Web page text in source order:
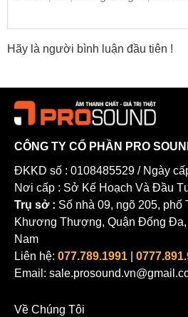
Hãy là người bình luận đầu tiên !
CÔNG TY CỔ PHẦN PRO
ĐKKD số : 0108485529 / Ngày
Nơi cấp : Sở Kế Hoạch Và Đầu
Trụ sở : Số nhà 09, ngõ 205,
Khương Thượng, Quận Đống
Nam
Liên hệ: 077.789.1991
Email:
Về Chúng Tôi